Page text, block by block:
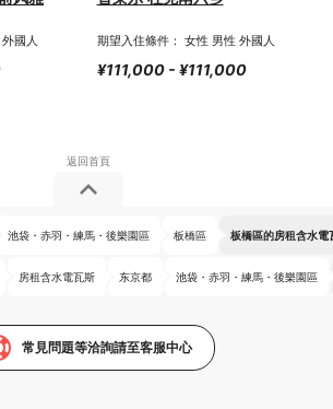
國人 期望入住條件： 女性 男性 外國人
¥111,000 - ¥111,000
池袋・赤羽・練馬・後樂園區 板橋區 板橋區的房租含水電
房租含水電瓦斯 东京都 池袋・赤羽・練馬・後樂園區
常見問題等洽詢請至客服中心